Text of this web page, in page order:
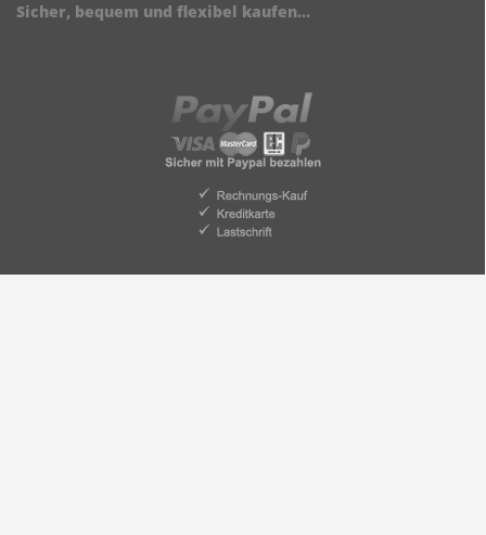
Sicher, bequem und flexibel kaufen...